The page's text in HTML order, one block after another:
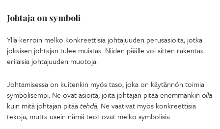
Johtaja on symboli
Yllä kerroin melko konkreettisia johtajuuden perusasioita, jotka
jokaisen johtajan tulee muistaa. Niiden päälle voi sitten rakentaa
erilaisia johtajuuden muotoja.
Johtamisessa on kuitenkin myös taso, joka on käytännön toimia
symbolisempi. Ne ovat asioita, joita johtajan pitää enemmänkin olla
kuin mitä johtajan pitäätehdä. Ne vaativat myös konkreettisia
tekoja, mutta usein nämä teot ovat melko symbolisia.